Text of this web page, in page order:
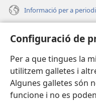
Configuració de
Per a que tingues la
utilitzem galletes i
Algunes galletes són
funcione i no es
Informació per a
(obri
en
una
finestra
nova)
BIBLIOTECA EN
(obri
en